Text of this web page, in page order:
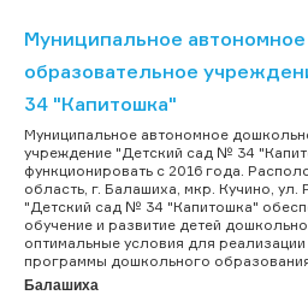
Муниципальное
образовательное
34 "Капитошка"
Муниципальное автономное
учреждение "Детский сад № 34
функционировать с 2016 года.
область, г. Балашиха, мкр. Кучино,
"Детский сад № 34 "Капитошка"
обучение и развитие детей
оптимальные условия для
программы дошкольного образования
Балашиха